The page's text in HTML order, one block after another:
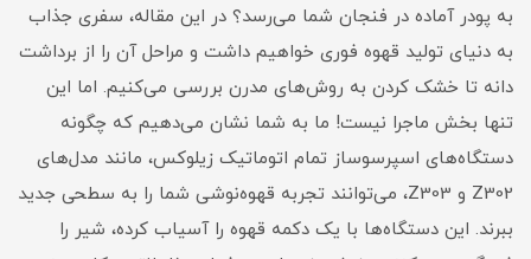
به پودر آماده در فنجان شما می‌رسد؟ در این مقاله، سفری جذاب
به دنیای تولید قهوه فوری خواهیم داشت و مراحل آن را از برداشت
دانه تا خشک کردن به روش‌های مدرن بررسی می‌کنیم. اما این
تنها بخش ماجرا نیست! ما به شما نشان می‌دهیم که چگونه
دستگاه‌های اسپرسوساز تمام اتوماتیک زیلوکس، مانند مدل‌های
Z302 و Z303، می‌توانند تجربه قهوه‌نوشی شما را به سطحی جدید
ببرند. این دستگاه‌ها با یک دکمه قهوه را آسیاب کرده، شیر را